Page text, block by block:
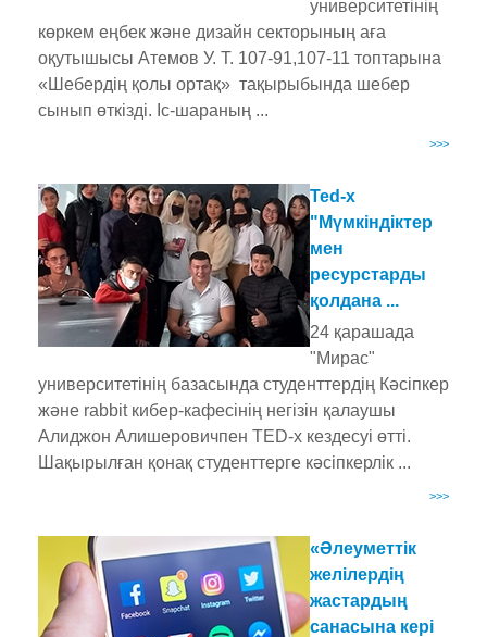
университетінің
көркем еңбек және дизайн секторының аға
оқутышысы Атемов У. Т. 107-91,107-11 топтарына
«Шебердің қолы ортақ» тақырыбында шебер
сынып өткізді. Іс-шараның ...
>>>
Ted-x
"Мүмкіндіктер
мен
ресурстарды
қолдана ...
24 қарашада
"Мирас"
университетінің базасында студенттердің Кәсіпкер
және rabbit кибер-кафесінің негізін қалаушы
Алиджон Алишеровичпен TED-x кездесуі өтті.
Шақырылған қонақ студенттерге кәсіпкерлік ...
>>>
«Әлеуметтік
желілердің
жастардың
санасына кері